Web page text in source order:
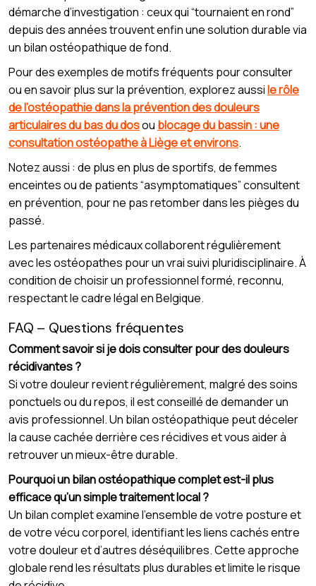
démarche d’investigation : ceux qui “tournaient en rond”
depuis des années trouvent enfin une solution durable via
un bilan ostéopathique de fond.
Pour des exemples de motifs fréquents pour consulter
ou en savoir plus sur la prévention, explorez aussile rôle
de l’ostéopathie dans la prévention des douleurs
articulaires du bas du dosou blocage du bassin : une
consultation ostéopathe à Liège et environs.
Notez aussi : de plus en plus de sportifs, de femmes
enceintes ou de patients “asymptomatiques” consultent
en prévention, pour ne pas retomber dans les pièges du
passé.
Les partenaires médicaux collaborent régulièrement
avec les ostéopathes pour un vrai suivi pluridisciplinaire. À
condition de choisir un professionnel formé, reconnu,
respectant le cadre légal en Belgique.
FAQ – Questions fréquentes
Comment savoir si je dois consulter pour des douleurs
récidivantes ?
Si votre douleur revient régulièrement, malgré des soins
ponctuels ou du repos, il est conseillé de demander un
avis professionnel. Un bilan ostéopathique peut déceler
la cause cachée derrière ces récidives et vous aider à
retrouver un mieux-être durable.
Pourquoi un bilan ostéopathique complet est-il plus
efficace qu’un simple traitement local ?
Un bilan complet examine l’ensemble de votre posture et
de votre vécu corporel, identifiant les liens cachés entre
votre douleur et d’autres déséquilibres. Cette approche
globale rend les résultats plus durables et limite le risque